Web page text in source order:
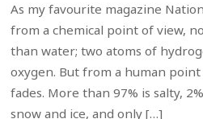
As my favourite magazine
from a chemical point of view,
than water; two atoms of
oxygen. But from a human
fades. More than 97% is salty,
snow and ice, and only […]